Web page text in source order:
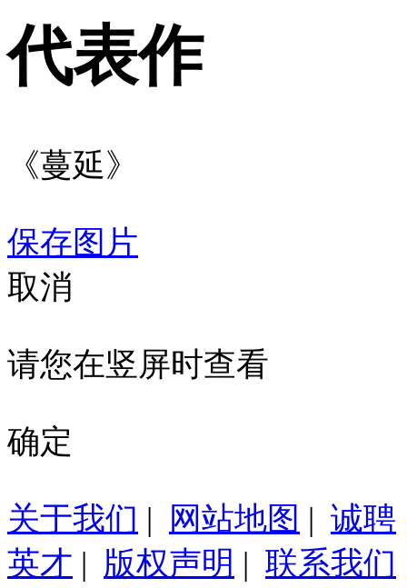
代表作
《蔓延》
保存图片
取消
请您在竖屏时查看
确定
关于我们 | 网站地图 | 诚聘
英才 | 版权声明 | 联系我们